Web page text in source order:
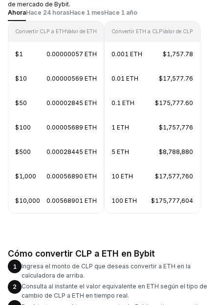
de mercado de Bybit.
AhoraHace 24 horasHace 1 mesHace 1 año
Convertir CLP a ETHValor de ETH
$1 0.00000057 ETH
$10 0.00000569 ETH
$50 0.00002845 ETH
$100 0.00005689 ETH
$500 0.00028445 ETH
$1,000 0.00056890 ETH
$10,000 0.00568901 ETH
Convertir ETH a CLPValor de CLP
0.001 ETH $1,757.78
0.01 ETH $17,577.76
0.1 ETH $175,777.60
1 ETH $1,757,776
5 ETH $8,788,880
10 ETH $17,577,760
100 ETH $175,777,604
Cómo convertir CLP a ETH en Bybit
1
Ingresa el monto de CLP que deseas convertir a ETH en la
calculadora de arriba.
2
Consulta al instante el valor equivalente en ETH según el tipo de
cambio de CLP a ETH en tiempo real.